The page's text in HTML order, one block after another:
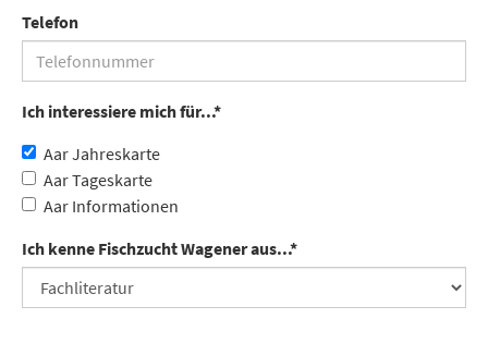
Telefon
Ich interessiere mich für...*
Aar Jahreskarte
Aar Tageskarte
Aar Informationen
Ich kenne Fischzucht Wagener aus...*